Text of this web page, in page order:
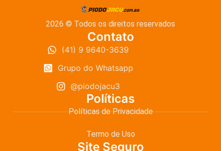
2026 © Todos os direitos reservados
Contato
(41) 9 9640-3639
Grupo do Whatsapp
@piodojacu3
Políticas
Políticas de Privacidade
Termo de Uso
Site Seguro